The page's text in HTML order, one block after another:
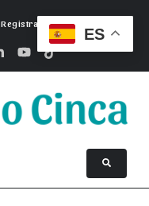
Registrarse
ES